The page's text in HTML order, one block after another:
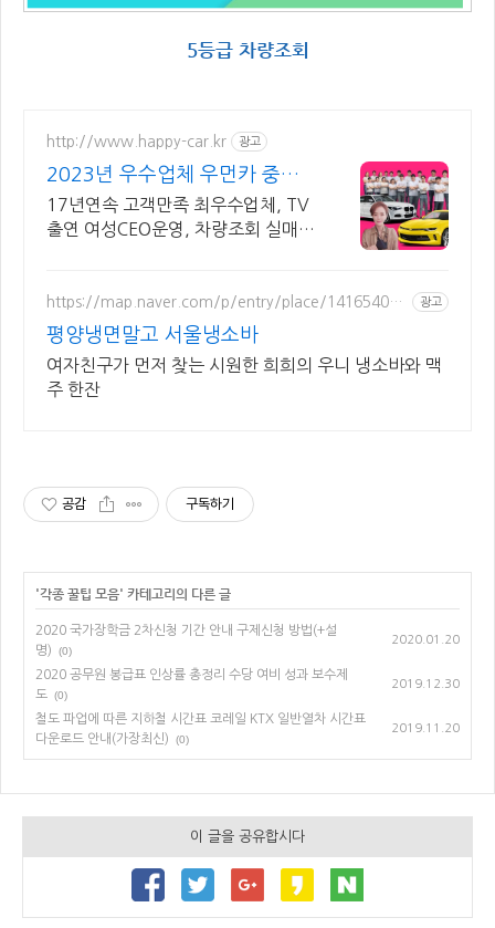
5등급 차량조회
http://www.happy-car.kr 광고
2023년 우수업체 우먼카 중고
차는 최우수모범업체에서!
17년연속 고객만족 최우수업체, TV
출연 여성CEO운영, 차량조회 실매물
지"
https://map.naver.com/p/entry/place/141654083
광고
평양냉면말고 서울냉소바
여자친구가 먼저 찾는 시원한 희희의 우니 냉소바와 맥
주 한잔
공감 구독하기
'각종 꿀팁 모음' 카테고리의 다른 글
2020 국가장학금 2차신청 기간 안내 구제신청 방법(+설
명)
(0)
2020.01.20
2020 공무원 봉급표 인상률 총정리 수당 여비 성과 보수제
도 (0)
2019.12.30
철도 파업에 따른 지하철 시간표 코레일 KTX 일반열차 시간표
다운로드 안내(가장최신)
(0)
2019.11.20
이 글을 공유합시다